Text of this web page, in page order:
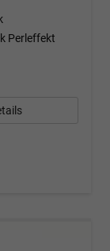
Perleffekt